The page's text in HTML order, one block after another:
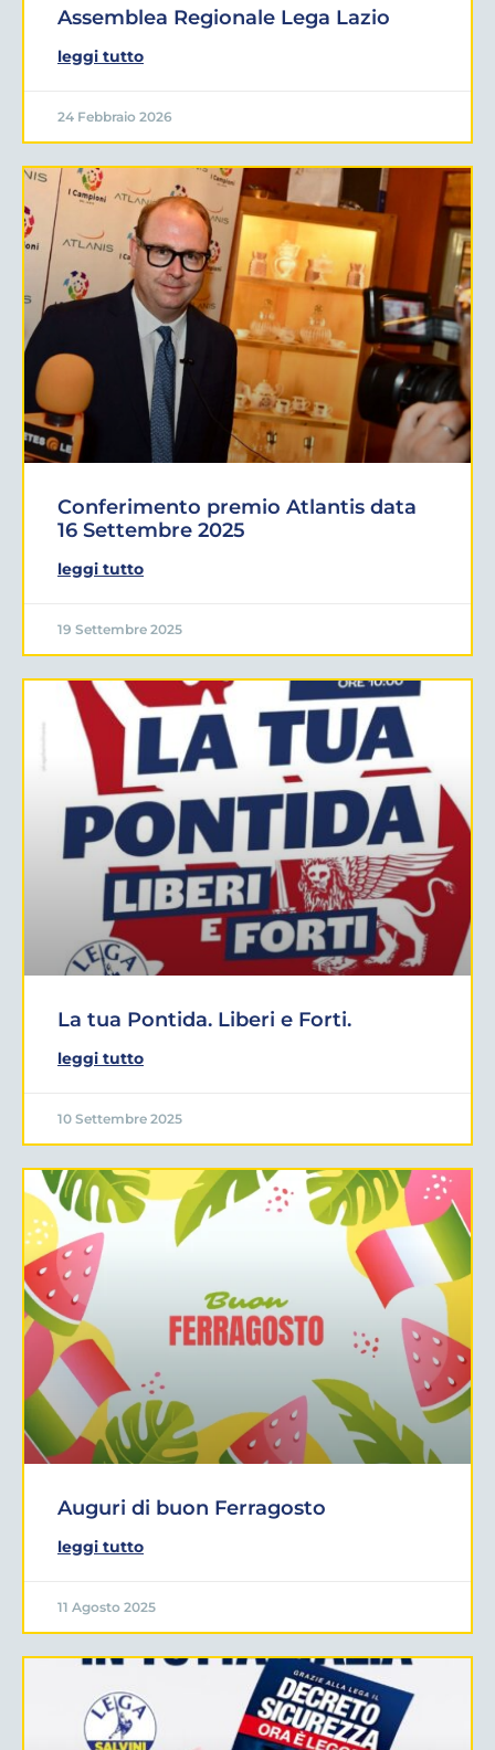
Assemblea Regionale Lega Lazio
leggi tutto
24 Febbraio 2026
Conferimento premio Atlantis data
16 Settembre 2025
leggi tutto
19 Settembre 2025
La tua Pontida. Liberi e Forti.
leggi tutto
10 Settembre 2025
Auguri di buon Ferragosto
leggi tutto
11 Agosto 2025